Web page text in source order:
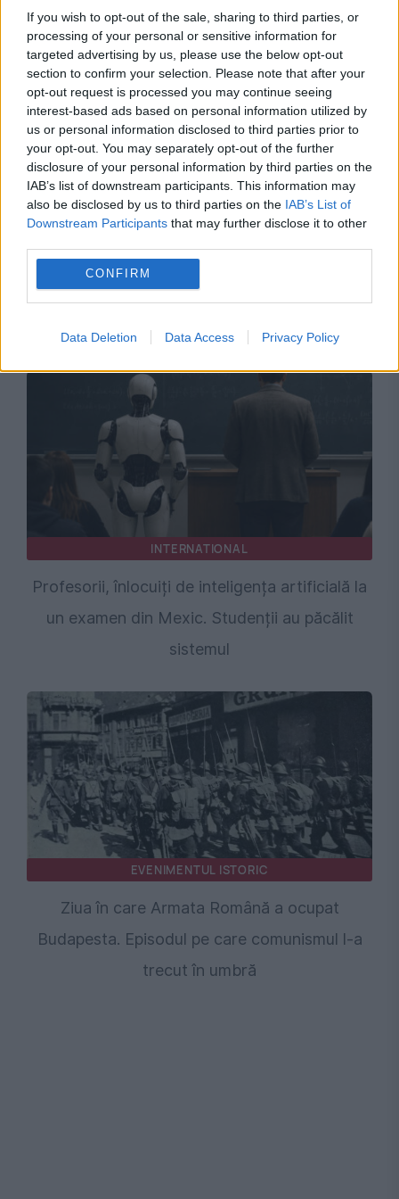
If you wish to opt-out of the sale, sharing to third parties, or
processing of your personal or sensitive information for
targeted advertising by us, please use the below opt-out
section to confirm your selection. Please note that after your
opt-out request is processed you may continue seeing
interest-based ads based on personal information utilized by
us or personal information disclosed to third parties prior to
your opt-out. You may separately opt-out of the further
disclosure of your personal information by third parties on the
IAB’s list of downstream participants. This information may
also be disclosed by us to third parties on the IAB’s List of
Downstream Participants that may further disclose it to other
CONFIRM
Data Deletion Data Access Privacy Policy
POLITICA
Avertisment dur lansat de Călin Georgescu:
va duce la explozia prețurilor
INTERNATIONAL
Profesorii, înlocuiți de inteligența artificială la
un examen din Mexic. Studenții au păcălit
sistemul
EVENIMENTUL ISTORIC
Ziua în care Armata Română a ocupat
Budapesta. Episodul pe care comunismul l-a
trecut în umbră